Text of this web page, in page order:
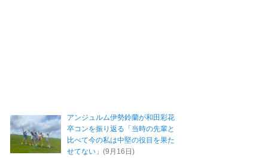
アンジュルム伊勢鈴蘭が和田彩花
卒コンを振り返る「当時の先輩と
比べて今の私は中堅の役目を果た
せてない」 (9月16日)